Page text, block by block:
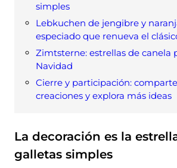
simples
Lebkuchen de jengibre y
especiado que renueva el
Zimtsterne: estrellas de canela
Navidad
Cierre y participación:
creaciones y explora más ideas
La decoración es la
galletas simples